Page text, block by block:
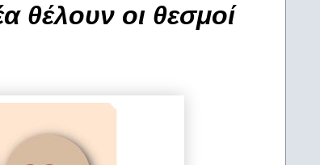
θέλουν οι θεσμοί